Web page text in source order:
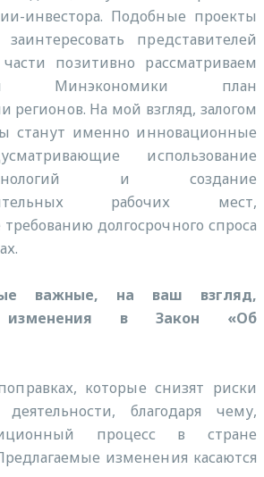
инвестора. Подобные проекты
представителей
позитивно рассматриваем
Минэкономики план
регионов. На мой взгляд, залогом
станут именно инновационные
использование
и создание
рабочих мест,
долгосрочного спроса
важные, на ваш взгляд,
изменения в Закон «Об
которые снизят риски
благодаря чему,
процесс в стране
изменения касаются